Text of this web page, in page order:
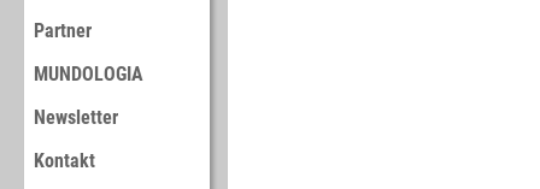
Partner
MUNDOLOGIA
Newsletter
Kontakt